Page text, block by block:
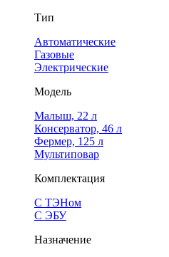
Тип
Автоматические
Газовые
Электрические
Модель
Малыш, 22 л
Консерватор, 46 л
Фермер, 125 л
Мультиповар
Комплектация
С ТЭНом
С ЭБУ
Назначение